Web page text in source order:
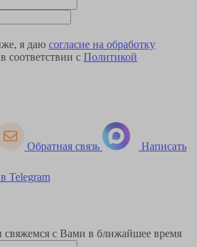
я даю согласие на обработку
в соответствии с Политикой
Обратная связь Написать
Telegram
с Вами в ближайшее время